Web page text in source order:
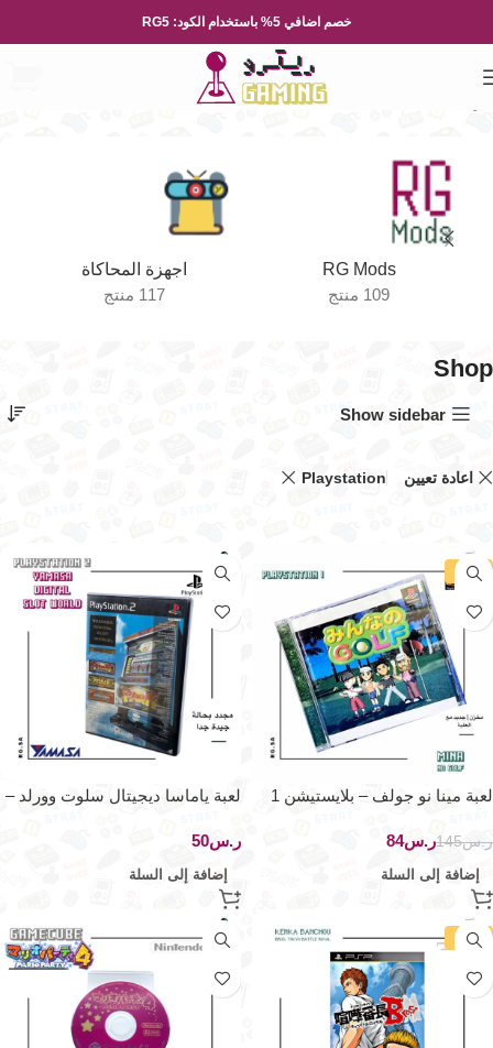
خصم اضافي 5% باستخدام الكود: RG5
RG Mods
109 منتج
اجهزة المحاكاة
117 منتج
Shop
Show sidebar
اعادة تعيين Playstation
-42%
لعبة مينا نو جولف – بلايستيشن 1
ر.س145ر.س84
إضافة إلى السلة
لعبة ياماسا ديجيتال سلوت وورلد –
ر.س
إضافة إلى السلة
-52%